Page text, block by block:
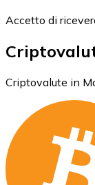
Accetto di
Criptovalute in